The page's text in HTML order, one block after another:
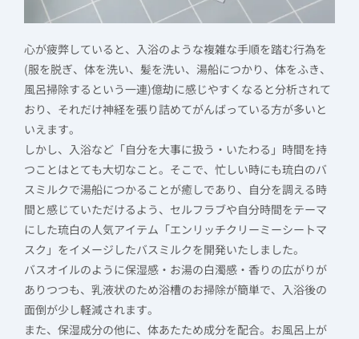
心が疲弊していると、入浴のような複雑な手順を踏む行為を
(服を脱ぎ、体を洗い、髪を洗い、湯船につかり、体をふき、
風呂掃除するという一連)億劫に感じやすくなると分析されて
おり、それだけ神経を張り詰めてがんばっている方が多いと
いえます。
しかし、入浴など「自分を大事に扱う・いたわる」時間を持
つことはとても大切なこと。そこで、忙しい時にも琉白のバ
スミルクで湯船につかることが癒しであり、自分を調える時
間と感じていただけるよう、セルフラブや自分時間をテーマ
にした琉白の人気アイテム「エンリッチクリーミーシートマ
スク」をイメージしたバスミルクを開発いたしました。
バスオイルのように保湿感・お湯の白濁感・香りの広がりが
ありつつも、乳液状のため浴槽のお掃除が簡単で、入浴後の
面倒が少し軽減されます。
また、保湿成分の他に、体あたため成分を配合。お風呂上が